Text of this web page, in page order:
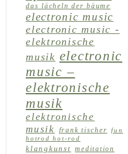
das lächeln der bäume
electronic music
electronic music -
elektronische
musik electronic
music –
elektronische
musik
elektronische
musik
frank tischer fun
hotrod hot-rod
klangkunst meditation